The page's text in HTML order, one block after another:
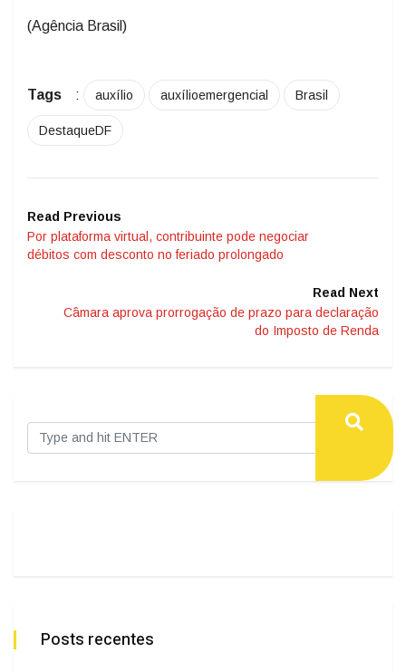
(Agência Brasil)
Tags : auxílio auxílioemergencial Brasil
DestaqueDF
Read Previous
Por plataforma virtual, contribuinte pode negociar
débitos com desconto no feriado prolongado
Read Next
Câmara aprova prorrogação de prazo para declaração
do Imposto de Renda
Posts recentes